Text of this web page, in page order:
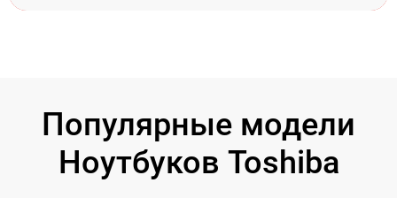
Популярные модели
Ноутбуков Toshiba